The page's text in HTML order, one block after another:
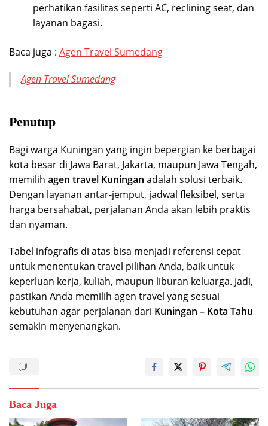
perhatikan fasilitas seperti AC, reclining seat, dan
layanan bagasi.
Baca juga : Agen Travel Sumedang
Agen Travel Sumedang
Penutup
Bagi warga Kuningan yang ingin bepergian ke berbagai
kota besar di Jawa Barat, Jakarta, maupun Jawa Tengah,
memilih agen travel Kuningan adalah solusi terbaik.
Dengan layanan antar-jemput, jadwal fleksibel, serta
harga bersahabat, perjalanan Anda akan lebih praktis
dan nyaman.
Tabel infografis di atas bisa menjadi referensi cepat
untuk menentukan travel pilihan Anda, baik untuk
keperluan kerja, kuliah, maupun liburan keluarga. Jadi,
pastikan Anda memilih agen travel yang sesuai
kebutuhan agar perjalanan dari Kuningan – Kota Tahu
semakin menyenangkan.
Baca Juga